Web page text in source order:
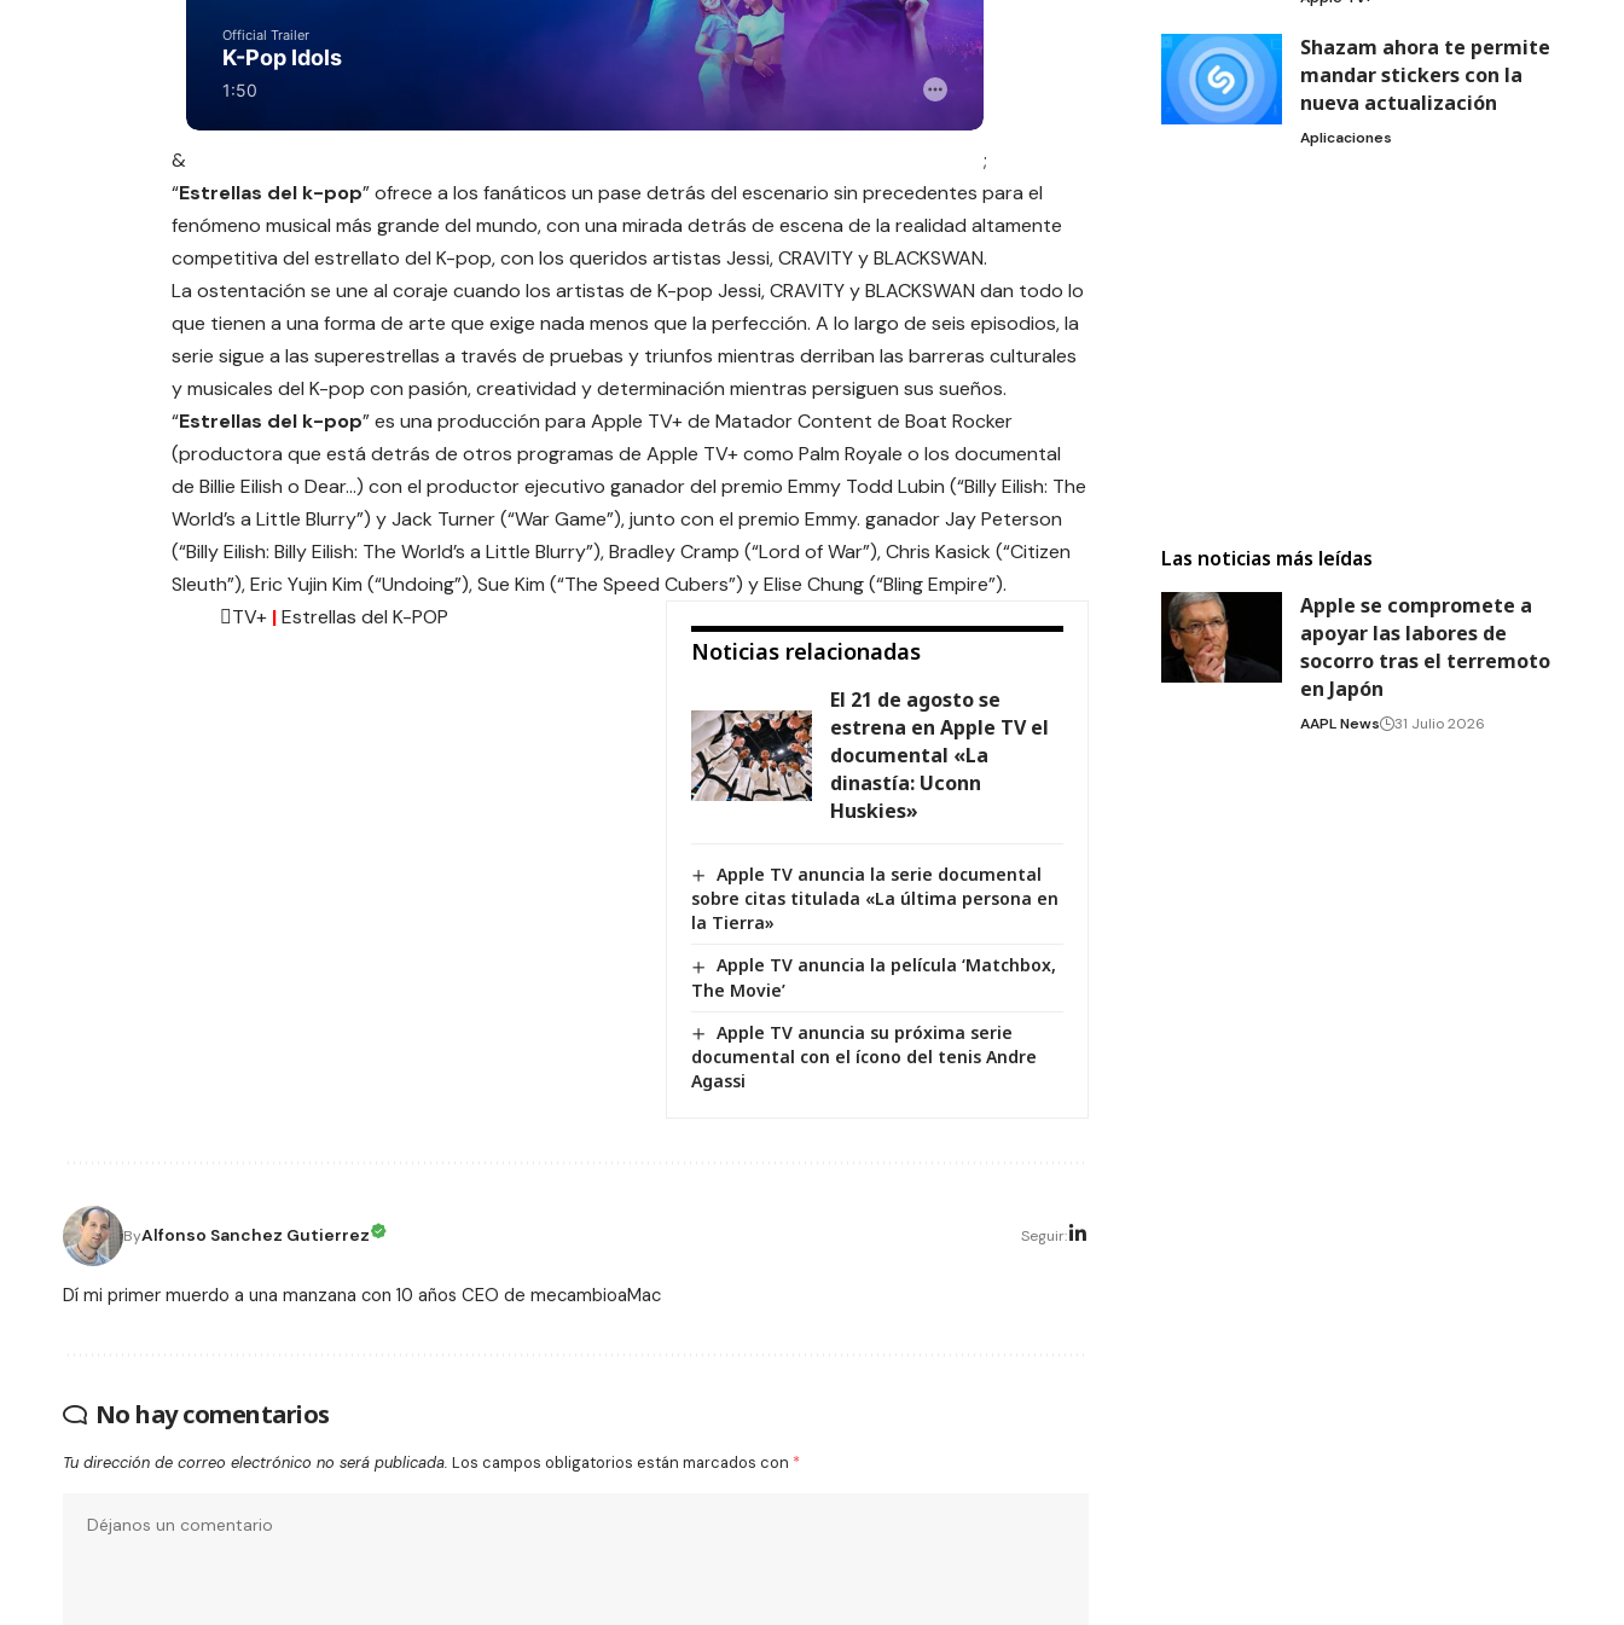
&
;
“Estrellas del k-pop” ofrece a los fanáticos un pase detrás del escenario sin precedentes para el
fenómeno musical más grande del mundo, con una mirada detrás de escena de la realidad altamente
competitiva del estrellato del K-pop, con los queridos artistas Jessi, CRAVITY y BLACKSWAN.
La ostentación se une al coraje cuando los artistas de K-pop Jessi, CRAVITY y BLACKSWAN dan todo lo
que tienen a una forma de arte que exige nada menos que la perfección. A lo largo de seis episodios, la
serie sigue a las superestrellas a través de pruebas y triunfos mientras derriban las barreras culturales
y musicales del K-pop con pasión, creatividad y determinación mientras persiguen sus sueños.
“Estrellas del k-pop” es una producción para Apple TV+ de Matador Content de Boat Rocker
(productora que está detrás de otros programas de Apple TV+ como Palm Royale o los documental
de Billie Eilish o Dear…) con el productor ejecutivo ganador del premio Emmy Todd Lubin (“Billy Eilish: The
World’s a Little Blurry”) y Jack Turner (“War Game”), junto con el premio Emmy. ganador Jay Peterson
(“Billy Eilish: Billy Eilish: The World’s a Little Blurry”), Bradley Cramp (“Lord of War”), Chris Kasick (“Citizen
Sleuth”), Eric Yujin Kim (“Undoing”), Sue Kim (“The Speed Cubers”) y Elise Chung (“Bling Empire”).
Noticias relacionadas
El 21 de agosto se
estrena en Apple TV el
documental «La
dinastía: Uconn
Huskies»
Apple TV anuncia la serie documental
sobre citas titulada «La última persona en
la Tierra»
Apple TV anuncia la película ‘Matchbox,
The Movie’
Apple TV anuncia su próxima serie
documental con el ícono del tenis Andre
Agassi
TV+ |Estrellas del K-POP
ByAlfonso Sanchez Gutierrez Seguir:
Dí mi primer muerdo a una manzana con 10 años CEO de mecambioaMac
No hay comentarios
Tu dirección de correo electrónico no será publicada. Los campos obligatorios están marcados con *
Shazam ahora te permite
mandar stickers con la
nueva actualización
Aplicaciones
Las noticias más leídas
Apple se compromete a
apoyar las labores de
socorro tras el terremoto
en Japón
AAPL News 31 Julio 2026